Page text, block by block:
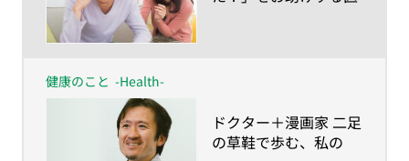
健康のこと -Health-
​ドクター＋漫画家 二足
の草鞋で歩む、私の